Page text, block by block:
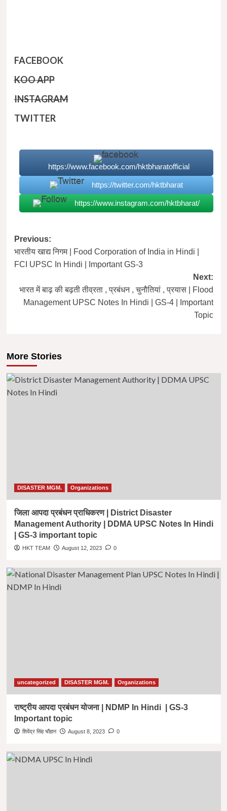
FACEBOOK
KOO APP
INSTAGRAM
TWITTER
https://www.facebook.com/hktbharatofficial
https://twitter.com/hktbharat
https://www.instagram.com/hktbharat/
Post
navigation
Previous:
भारतीय खाद्य निगम | Food Corporation of India in Hindi |
FCI UPSC In Hindi | Important GS-3
Next:
भारत में बाढ़ की बढ़ती तीव्रता , प्रबंधन , चुनौतियां , प्रयास | Flood
Management UPSC Notes In Hindi | GS-4 | Important
Topic
More Stories
DISASTER MGM. Organizations
जिला आपदा प्रबंधन प्राधिकरण | District Disaster
Management Authority | DDMA UPSC Notes In Hindi
| GS-3 important topic
HKT TEAM August 12, 2023 0
uncategorized DISASTER MGM. Organizations
राष्ट्रीय आपदा प्रबंधन योजना | NDMP In Hindi | GS-3
Important topic
शिवेंद्र सिंह चौहान August 8, 2023 0